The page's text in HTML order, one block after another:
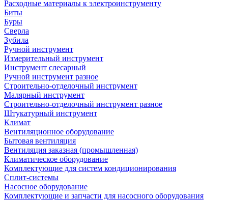
Расходные материалы к электроинструменту
Биты
Буры
Сверла
Зубила
Ручной инструмент
Измерительный инструмент
Инструмент слесарный
Ручной инструмент разное
Строительно-отделочный инструмент
Малярный инструмент
Строительно-отделочный инструмент разное
Штукатурный инструмент
Климат
Вентиляционное оборудование
Бытовая вентиляция
Вентиляция заказная (промышленная)
Климатическое оборудование
Комплектующие для систем кондиционирования
Сплит-системы
Насосное оборудование
Комплектующие и запчасти для насосного оборудования